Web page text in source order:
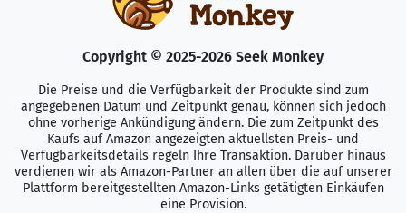
Copyright © 2025-2026 Seek Monkey
Die Preise und die Verfügbarkeit der Produkte sind zum
angegebenen Datum und Zeitpunkt genau, können sich jedoch
ohne vorherige Ankündigung ändern. Die zum Zeitpunkt des
Kaufs auf Amazon angezeigten aktuellsten Preis- und
Verfügbarkeitsdetails regeln Ihre Transaktion. Darüber hinaus
verdienen wir als Amazon-Partner an allen über die auf unserer
Plattform bereitgestellten Amazon-Links getätigten Einkäufen
eine Provision.